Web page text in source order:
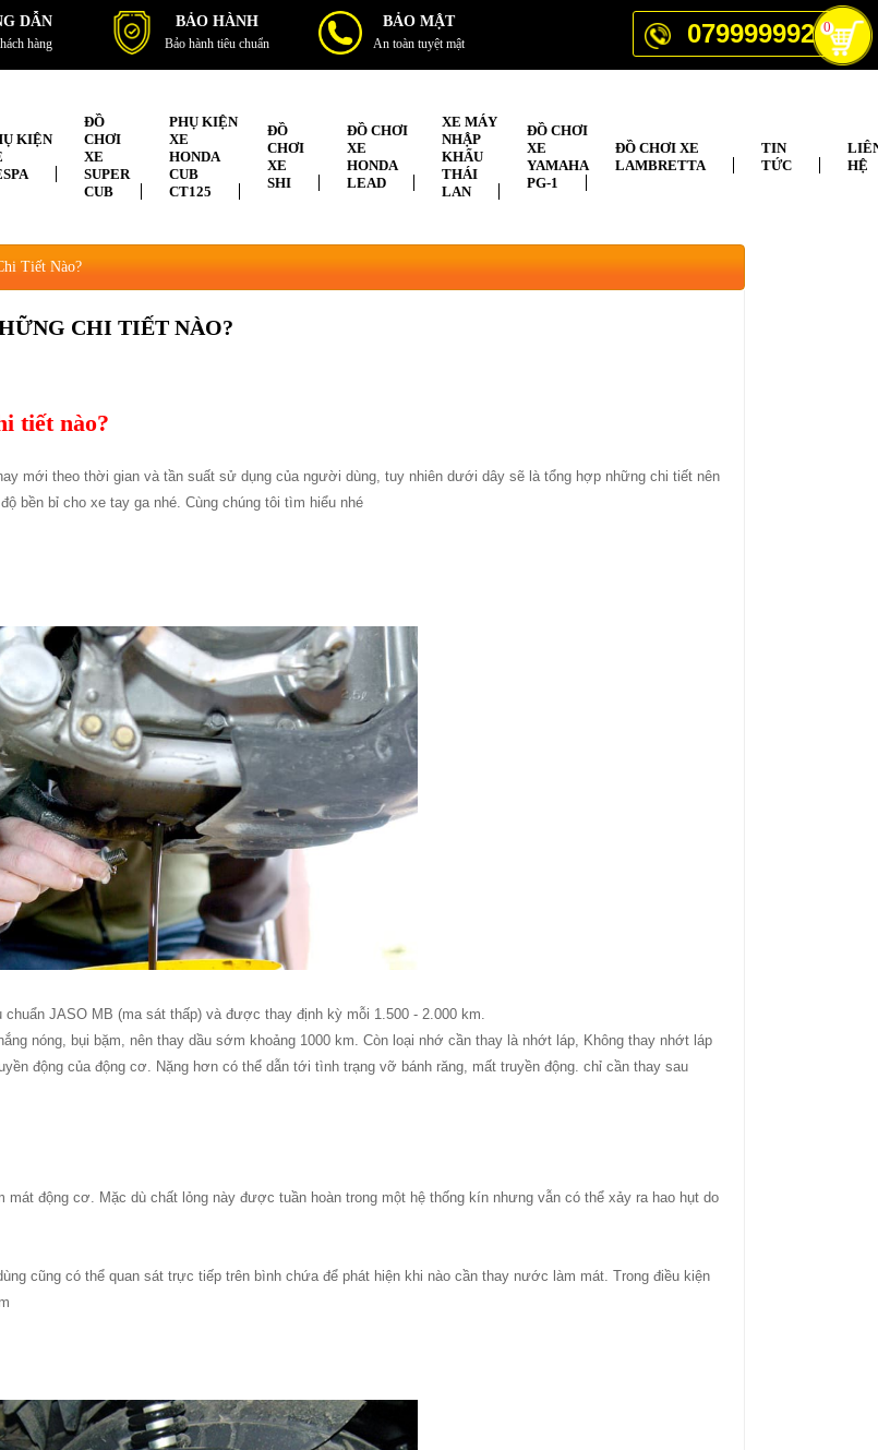
0
DẪN
hàng
BẢO HÀNH
Bảo hành tiêu chuẩn
BẢO MẬT
An toàn tuyệt mật 0799999929
KIỆN
ĐỒ
CHƠI
XE
SUPER
CUB
PHỤ KIỆN
XE
HONDA
CUB
CT125
ĐỒ
CHƠI
XE
SHI
ĐỒ CHƠI
XE
HONDA
LEAD
XE MÁY
NHẬP
KHẨU
THÁI
LAN
ĐỒ CHƠI
XE
YAMAHA
PG-1
ĐỒ CHƠI XE
LAMBRETTA
TIN
TỨC
HỆ
Tiết Nào?
CHI TIẾT NÀO?
tiết nào?
mới theo thời gian và tần suất sử dụng của người dùng, tuy nhiên dưới dây sẽ là tổng hợp những chi tiết nên
bền bỉ cho xe tay ga nhé. Cùng chúng tôi tìm hiểu nhé
JASO MB (ma sát thấp) và được thay định kỳ mỗi 1.500 - 2.000 km.
nóng, bụi bặm, nên thay dầu sớm khoảng 1000 km. Còn loại nhớ cần thay là nhớt láp, Không thay nhớt láp
động của động cơ. Nặng hơn có thể dẫn tới tình trạng vỡ bánh răng, mất truyền động. chỉ cần thay sau
động cơ. Mặc dù chất lỏng này được tuần hoàn trong một hệ thống kín nhưng vẫn có thể xảy ra hao hụt do
cũng có thể quan sát trực tiếp trên bình chứa để phát hiện khi nào cần thay nước làm mát. Trong điều kiện